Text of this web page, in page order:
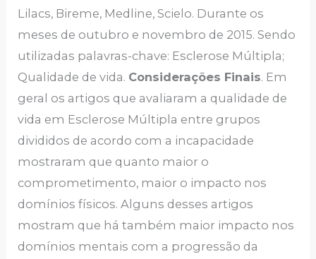
Lilacs, Bireme, Medline, Scielo. Durante os
meses de outubro e novembro de 2015. Sendo
utilizadas palavras-chave: Esclerose Múltipla;
Qualidade de vida. Considerações Finais. Em
geral os artigos que avaliaram a qualidade de
vida em Esclerose Múltipla entre grupos
divididos de acordo com a incapacidade
mostraram que quanto maior o
comprometimento, maior o impacto nos
domínios físicos. Alguns desses artigos
mostram que há também maior impacto nos
domínios mentais com a progressão da